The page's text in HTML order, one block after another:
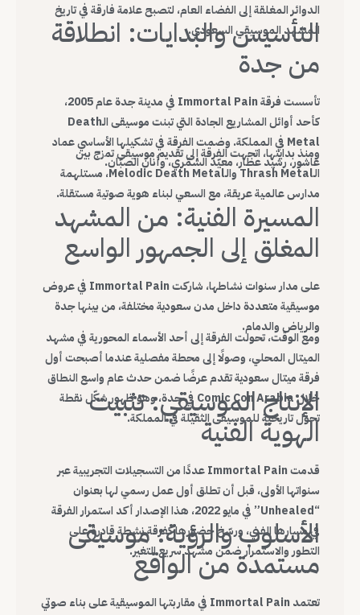
الدوائر المغلقة إلى الفضاء العام، لتصبح علامة فارقة في تاريخ
المشهد الموسيقي السعودي.
التأسيس والبدايات: انطلاقة
من جدة
تأسست فرقة Immortal Pain في مدينة جدة عام 2005،
كأحد أوائل المشاريع الجادة التي تبنت موسيقى الـDeath
Metal في المملكة. وضمت الفرقة في تشكيلها الأساسي عماد
عاشور، رشيد عطار، معيّد الشمّري، وأنان الصبّان.
ومنذ بدايتها، اتجهت الفرقة إلى تقديم موسيقى تمزج بين
الـThrash Metal والـMelodic Death Metal، مستلهمة
مدارس عالمية عريقة، مع السعي لبناء هوية صوتية مستقلة.
المسيرة الفنية: من المشهد
المغلق إلى الجمهور الواسع
على مدار سنوات نشاطها، شاركت Immortal Pain في عروض
موسيقية متعددة داخل مدن سعودية مختلفة، من بينها جدة
والرياض والدمام.
ومع الوقت، تحولت الفرقة إلى أحد الأسماء المحورية في مشهد
الميتال المحلي، وصولًا إلى محطة مفصلية عندما أصبحت أول
فرقة ميتال سعودية تقدم عرضًا ضمن حدث عام واسع النطاق
خلال Comic Con Arabia في جدة، وهو ظهور شكّل نقطة
تحول تاريخية للموسيقى الثقيلة في المملكة.
الإنتاج الموسيقي: تثبيت
الهوية الفنية
قدمت Immortal Pain عددًا من التسجيلات التجريبية عبر
سنواتها الأولى، قبل أن تطلق أول عمل رسمي لها بعنوان
“Unhealed” في مايو 2022، هذا الإصدار أكد استمرار الفرقة
في مسارها الفني، ورسّخ حضورها كفرقة نشطة قادرة على
التطور والاستمرار ضمن مشهد سريع التغير.
الأسلوب والرؤية: موسيقى
مستمدة من الواقع
تعتمد Immortal Pain في مقاربتها الموسيقية على بناء صوتي